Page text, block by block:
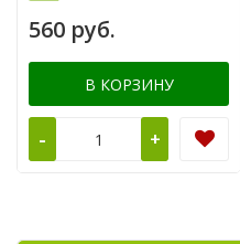
560 руб.
В КОРЗИНУ
- +